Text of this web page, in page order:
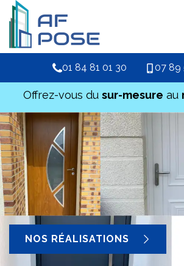
01 84 81 01 30 07 89
Offrez-vous du sur-mesure au
NOS RÉALISATIONS